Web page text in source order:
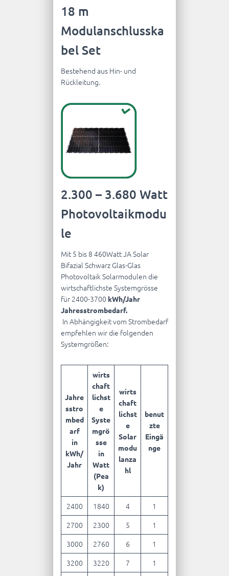
18 m
Modulanschlusska
bel Set
Bestehend aus Hin- und
Rückleitung.
2.300 – 3.680 Watt
Photovoltaikmodu
le
Mit 5 bis 8 460Watt JA Solar
Bifazial Schwarz Glas-Glas
Photovoltaik Solarmodulen die
wirtschaftlichste Systemgrösse
für 2400-3700 kWh/Jahr
Jahresstrombedarf.
In Abhängigkeit vom Strombedarf
empfehlen wir die folgenden
Systemgrößen:
Jahre
sstro
mbed
arf
in
kWh/
Jahr
wirts
chaft
lichst
e
Syste
mgrö
sse
in
Watt
(Pea
k)
wirts
chaft
lichst
e
Solar
modu
lanza
hl
benut
zte
Eingä
nge
2400 1840 4
1
2700
2300 5
1
3000
2760 6
1
3200
3220 7 1